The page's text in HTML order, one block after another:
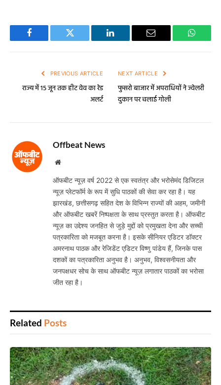
Facebook Twitter LinkedIn Email
PREVIOUS ARTICLE
राज्य में 15 जून तक हीट वेव का रेड
अलर्ट
NEXT ARTICLE
फुसरो बाजार में अपराधियों ने ज्वेलरी
दुकान पर चलाई गोली
Offbeat News
Website
ऑफबीट न्यूज़ वर्ष 2022 से एक स्वतंत्र और भरोसेमंद डिजिटल
न्यूज़ प्लेटफॉर्म के रूप में सुधि पाठकों की सेवा कर रहा है। यह
झारखंड, छत्तीसगढ़ सहित देश के विभिन्न राज्यों की अहम, जमीनी
और ऑफबीट खबरें निष्पक्षता के साथ प्रस्तुत करता है। ऑफबीट
न्यूज़ का उद्देश्य जनहित से जुड़े मुद्दों को प्रमुखता देना और सच्ची
पत्रकारिता को मजबूत करना है। इसके सीनियर एडिटर डॉक्टर
अमरनाथ पाठक और रेजिडेंट एडिटर विष्णु पांडेय हैं, जिनके पास
दशकों का पत्रकारिता अनुभव है। अनुभव, विश्वसनीयता और
जनपक्षधर सोच के साथ ऑफबीट न्यूज़ लगातार पाठकों का भरोसा
जीत रहा है।
Related Posts